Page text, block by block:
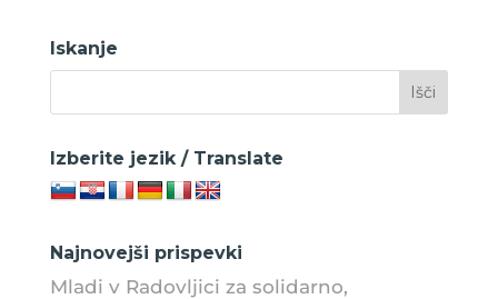
Iskanje
Izberite jezik / Translate
Najnovejši prispevki
Mladi v Radovljici za solidarno,